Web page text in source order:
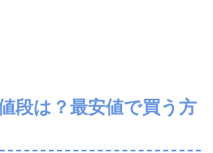
段は？最安値で買う方